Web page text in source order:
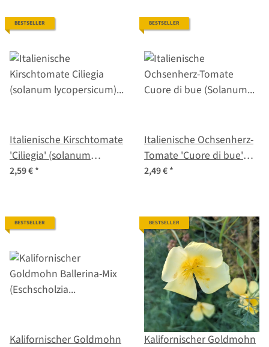
BESTSELLER
Italienische Kirschtomate
'Ciliegia' (solanum
lycopersicum) Bio-
2,59 €*
BESTSELLER
Italienische Ochsenherz-
Tomate 'Cuore di bue'
(Solanum lycopersicum)
2,49 €*
BESTSELLER
Kalifornischer Goldmohn
BESTSELLER
Kalifornischer Goldmohn